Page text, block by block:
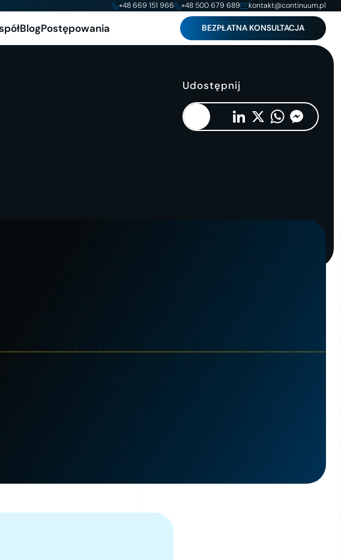
+48 669 151 966 +48 500 679 689 kontakt@continuum.pl
BlogPostępowania BEZPŁATNA KONSULTACJA
Udostępnij
Copy
Facebook
LinkedIn
X WhatsApp
Messenger